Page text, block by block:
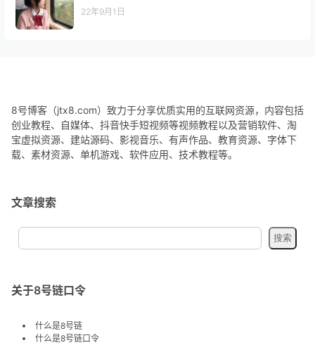
22年9月1日
8号博客（jtx8.com）致力于分享优质实用的互联网资源，内容包括
创业教程、自媒体、抖音快手短视频等视频教程以及营销软件、淘
宝虚拟资源、建站源码、影视音乐、有声作品、教育资源、字体下
载、素材资源、单机游戏、软件应用、技术教程等。
文章搜索
关于8号链口令
什么是8号链
什么是8号链口令